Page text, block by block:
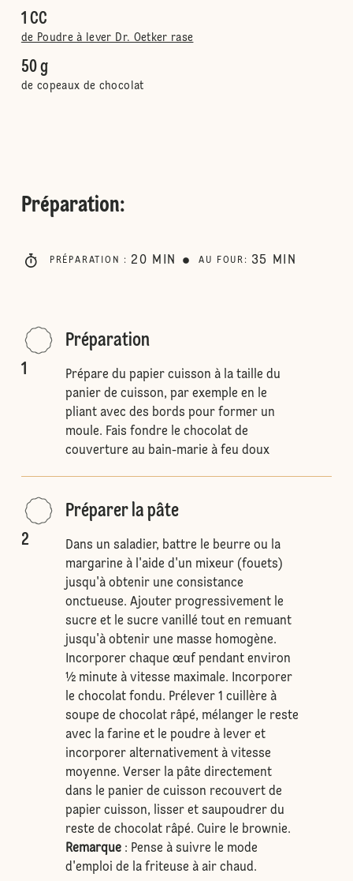
1 CC
de Poudre à lever Dr. Oetker rase
50 g
de copeaux de chocolat
Préparation:
PRÉPARATION : 20 MIN AU FOUR : 35 MIN
1
Préparation
Prépare du papier cuisson à la taille du
panier de cuisson, par exemple en le
pliant avec des bords pour former un
moule. Fais fondre le chocolat de
couverture au bain-marie à feu doux
2
Préparer la pâte
Dans un saladier, battre le beurre ou la
margarine à l'aide d'un mixeur (fouets)
jusqu'à obtenir une consistance
onctueuse. Ajouter progressivement le
sucre et le sucre vanillé tout en remuant
jusqu'à obtenir une masse homogène.
Incorporer chaque œuf pendant environ
½ minute à vitesse maximale. Incorporer
le chocolat fondu. Prélever 1 cuillère à
soupe de chocolat râpé, mélanger le reste
avec la farine et le poudre à lever et
incorporer alternativement à vitesse
moyenne. Verser la pâte directement
dans le panier de cuisson recouvert de
papier cuisson, lisser et saupoudrer du
reste de chocolat râpé. Cuire le brownie.
Remarque : Pense à suivre le mode
d'emploi de la friteuse à air chaud.